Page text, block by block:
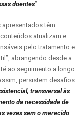
doentes”.
apresentados têm
atualizam e
pelo tratamento e
abrangendo desde a
ao seguimento a longo
persistem desafios
transversal às
da necessidade de
vezes sem o merecido